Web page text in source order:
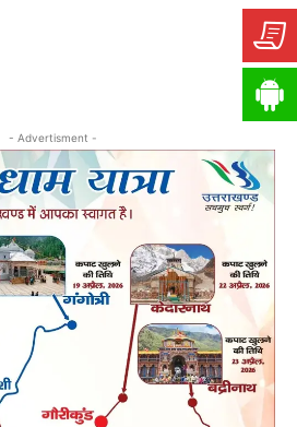
- Advertisment -